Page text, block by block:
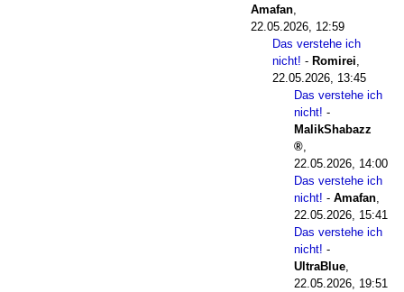
Amafan
22.05.2026, 12:59
Das verstehe ich
nicht! - Romirei
22.05.2026, 13:45
Das verstehe ich
nicht! -
MalikShabazz
22.05.2026, 14:00
Das verstehe ich
nicht! - Amafan
22.05.2026, 15:41
Das verstehe ich
nicht! -
UltraBlue
22.05.2026, 19:51